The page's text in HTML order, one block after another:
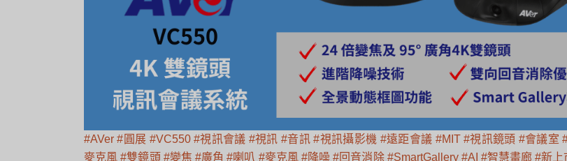
#AVer #圓展 #VC550 #視訊會議 #視訊 #音訊 #視訊攝影機 #遠距會議 #MIT #視訊鏡頭 #會議室
麥克風 #雙鏡頭 #變焦 #廣角 #喇叭 #麥克風 #降噪 #回音消除 #SmartGallery #AI #智慧畫廊 #新上